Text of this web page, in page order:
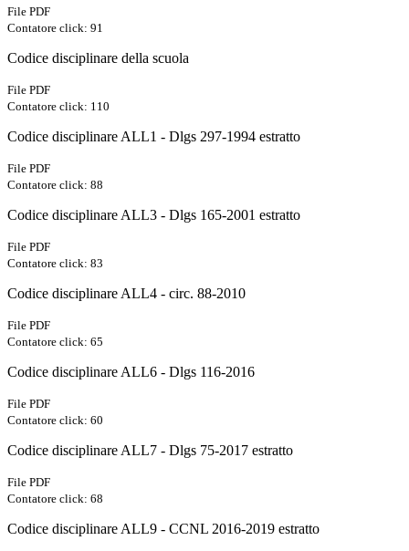
File PDF
Contatore click: 91
Codice disciplinare della scuola
File PDF
Contatore click: 110
Codice disciplinare ALL1 - Dlgs 297-1994 estratto
File PDF
Contatore click: 88
Codice disciplinare ALL3 - Dlgs 165-2001 estratto
File PDF
Contatore click: 83
Codice disciplinare ALL4 - circ. 88-2010
File PDF
Contatore click: 65
Codice disciplinare ALL6 - Dlgs 116-2016
File PDF
Contatore click: 60
Codice disciplinare ALL7 - Dlgs 75-2017 estratto
File PDF
Contatore click: 68
Codice disciplinare ALL9 - CCNL 2016-2019 estratto